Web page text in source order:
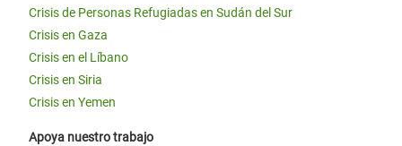
Crisis de Personas Refugiadas en Sudán del Sur
Crisis en Gaza
Crisis en el Líbano
Crisis en Siria
Crisis en Yemen
Apoya nuestro trabajo